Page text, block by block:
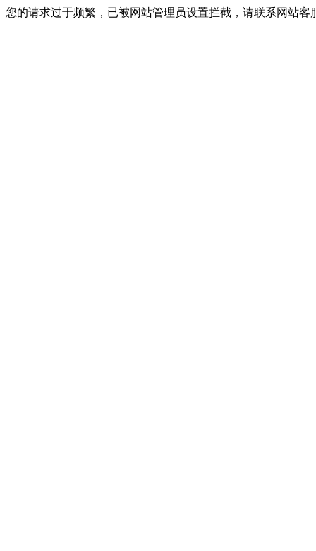
您的请求过于频繁，已被网站管理员设置拦截，请联系网站客